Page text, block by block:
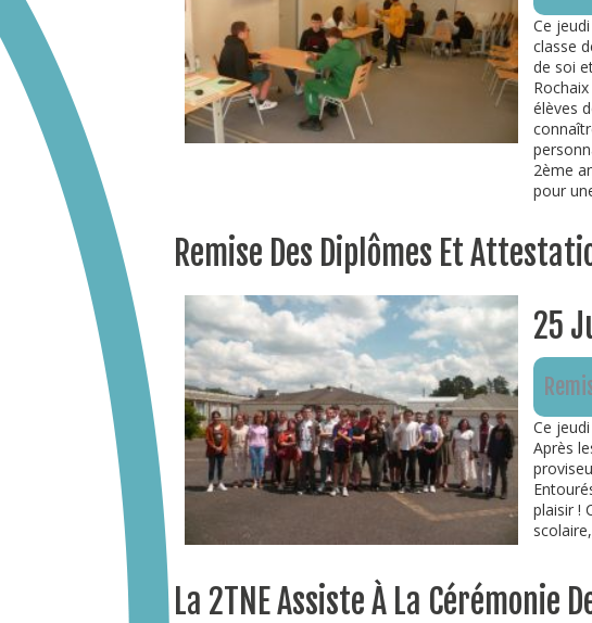
Ce
classe
de soi
élèves
2ème
pour
Remise Des Diplômes Et
25
Ce
Après
plaisir !
La 2TNE Assiste À La Cérémonie